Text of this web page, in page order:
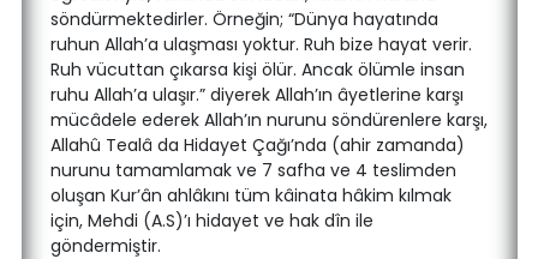
söndürmektedirler. Örneğin; “Dünya hayatında
ruhun Allah’a ulaşması yoktur. Ruh bize hayat verir.
Ruh vücuttan çıkarsa kişi ölür. Ancak ölümle insan
ruhu Allah’a ulaşır.” diyerek Allah’ın âyetlerine karşı
mücâdele ederek Allah’ın nurunu söndürenlere karşı,
Allahû Tealâ da Hidayet Çağı’nda (ahir zamanda)
nurunu tamamlamak ve 7 safha ve 4 teslimden
oluşan Kur’ân ahlâkını tüm kâinata hâkim kılmak
için, Mehdi (A.S)’ı hidayet ve hak dîn ile
göndermiştir.